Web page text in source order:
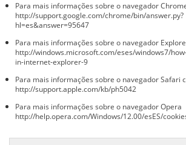
Para mais informações sobre o navegador
http://support.google.com/chrome/bin/answer.py?
hl=es&answer=95647
Para mais informações sobre o navegador
http://windows.microsoft.com/eses/windows7/
in-internet-explorer-9
Para mais informações sobre o navegador Safari
http://support.apple.com/kb/ph5042
Para mais informações sobre o navegador Opera
http://help.opera.com/Windows/12.00/esES/